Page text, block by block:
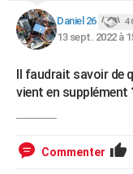
Daniel 26 4
13 sept. 2022 à
Il faudrait savoir de
vient en supplément
Commenter